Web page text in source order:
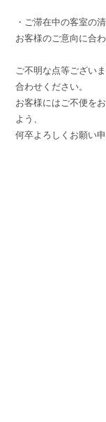
・ご滞在中の客室の
お客様のご意向に合
ご不明な点等ござい
合わせください。
お客様にはご不便を
よう、
何卒よろしくお願い申